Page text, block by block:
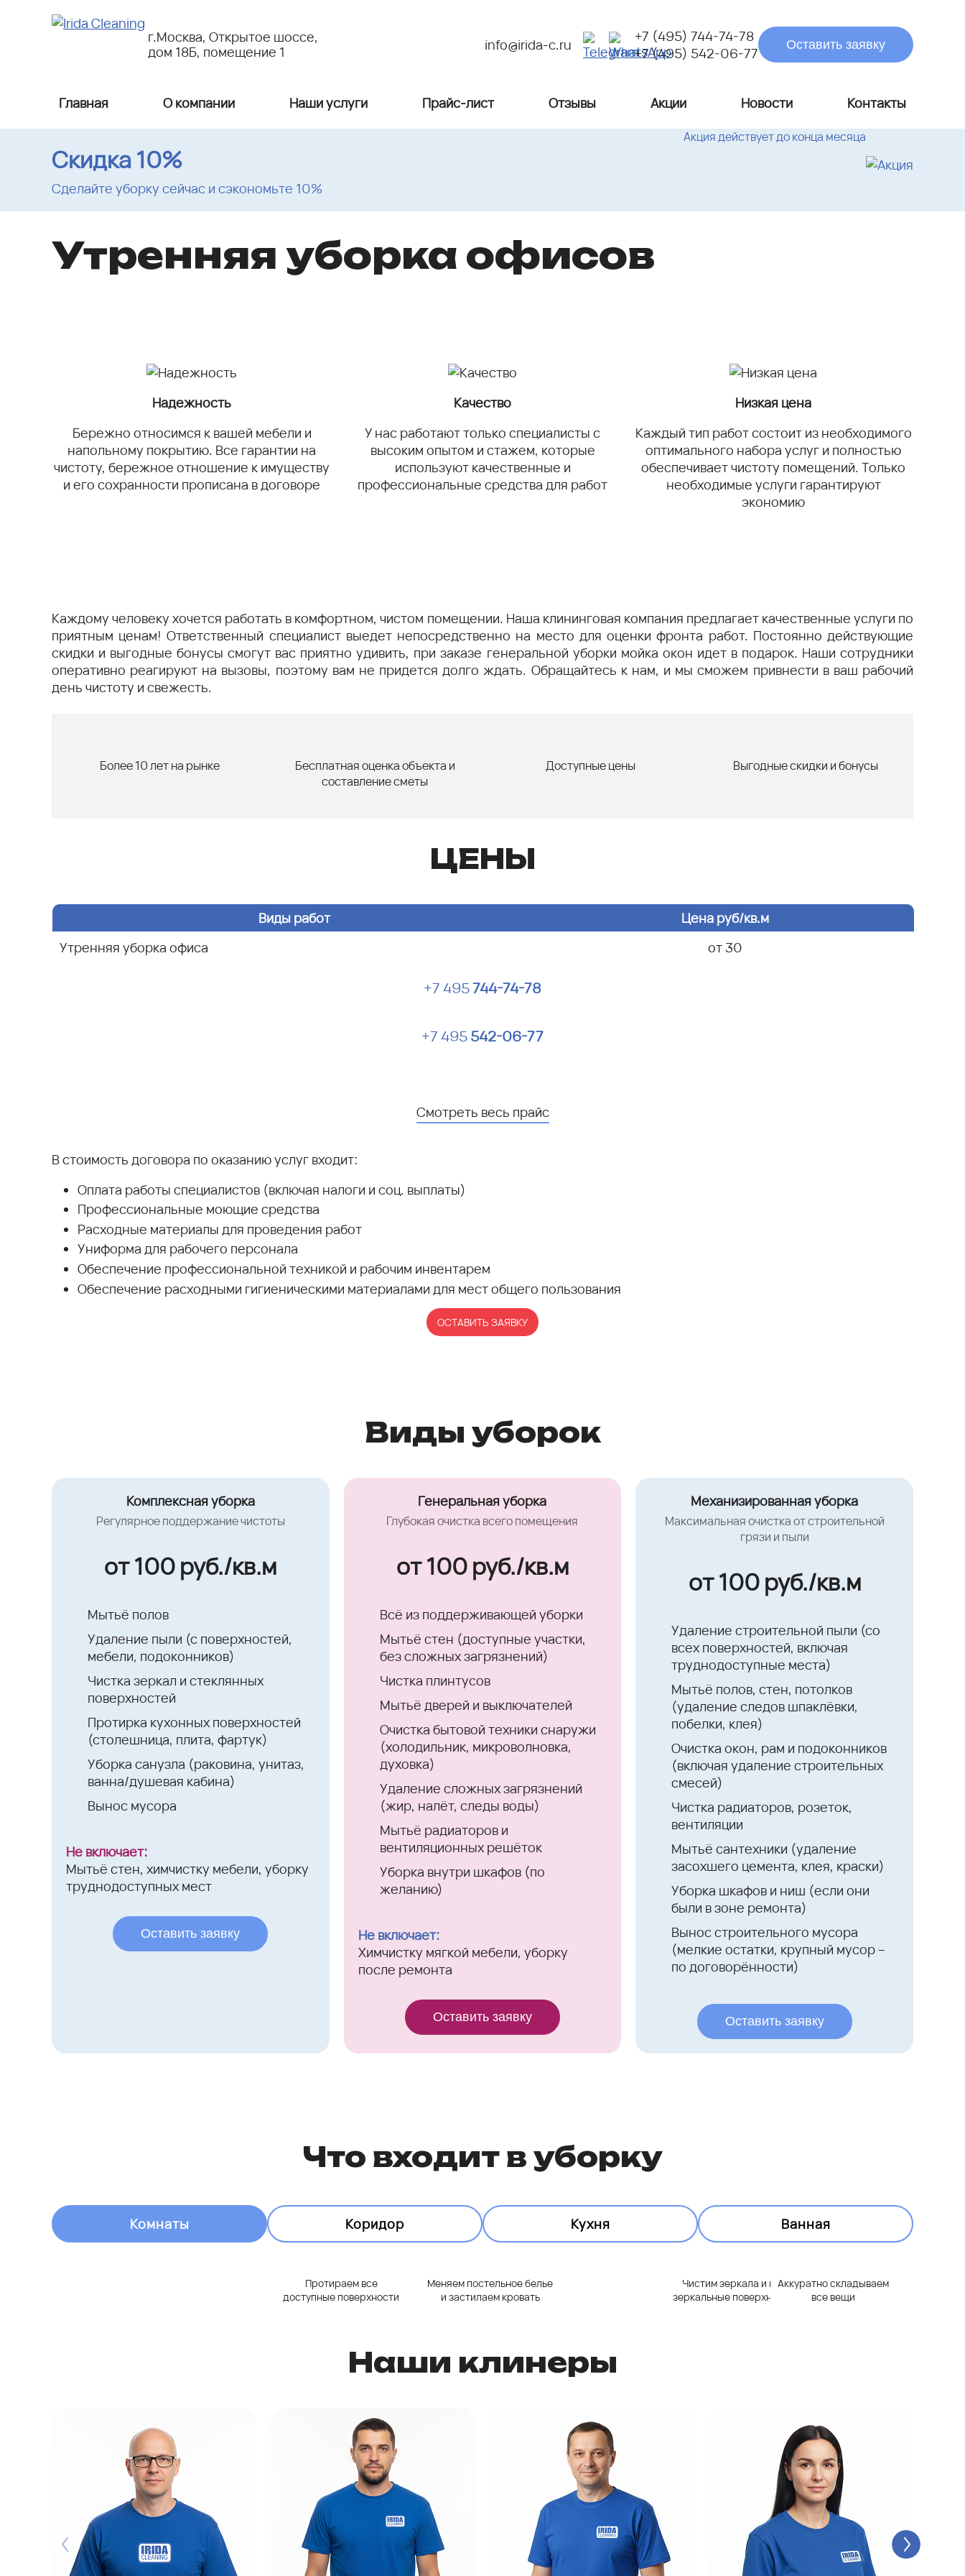
г.Москва, Открытое шоссе,
дом 18Б, помещение 1
info@irida-c.ru
+7 (495) 744-74-78
+7 (495) 542-06-77
Оставить заявку
Главная О компании Наши услуги Прайс-лист Отзывы Акции Новости Контакты
Скидка 10%
Сделайте уборку сейчас и сэкономьте 10%
Акция действует до конца месяца
Утренняя уборка офисов
Надежность
Бережно относимся к вашей мебели и
напольному покрытию. Все гарантии на
чистоту, бережное отношение к имуществу
и его сохранности прописана в договоре
Качество
У нас работают только специалисты с
высоким опытом и стажем, которые
используют качественные и
профессиональные средства для работ
Низкая цена
Каждый тип работ состоит из необходимого
оптимального набора услуг и полностью
обеспечивает чистоту помещений. Только
необходимые услуги гарантируют
экономию
Каждому человеку хочется работать в комфортном, чистом помещении. Наша клининговая компания предлагает качественные услуги по
приятным ценам! Ответственный специалист выедет непосредственно на место для оценки фронта работ. Постоянно действующие
скидки и выгодные бонусы смогут вас приятно удивить, при заказе генеральной уборки мойка окон идет в подарок. Наши сотрудники
оперативно реагируют на вызовы, поэтому вам не придется долго ждать. Обращайтесь к нам, и мы сможем привнести в ваш рабочий
день чистоту и свежесть.
Более 10 лет на рынке
Бесплатная оценка объекта и
составление сметы
Доступные цены Выгодные скидки и бонусы
ЦЕНЫ
Виды работ
Цена руб/кв.м
Утренняя уборка офиса
от 30
+7 495744-74-78
+7 495542-06-77
Смотреть весь прайс
В стоимость договора по оказанию услуг входит:
Оплата работы специалистов (включая налоги и соц. выплаты)
Профессиональные моющие средства
Расходные материалы для проведения работ
Униформа для рабочего персонала
Обеспечение профессиональной техникой и рабочим инвентарем
Обеспечение расходными гигиеническими материалами для мест общего пользования
ОСТАВИТЬ ЗАЯВКУ
Виды уборок
Комплексная уборка
Регулярное поддержание чистоты
от 100 руб./кв.м
Мытьё полов
Удаление пыли (с поверхностей,
мебели, подоконников)
Чистка зеркал и стеклянных
поверхностей
Протирка кухонных поверхностей
(столешница, плита, фартук)
Уборка санузла (раковина, унитаз,
ванна/душевая кабина)
Вынос мусора
Не включает:
Мытьё стен, химчистку мебели, уборку
труднодоступных мест
Оставить заявку
Генеральная уборка
Глубокая очистка всего помещения
от 100 руб./кв.м
Всё из поддерживающей уборки
Мытьё стен (доступные участки,
без сложных загрязнений)
Чистка плинтусов
Мытьё дверей и выключателей
Очистка бытовой техники снаружи
(холодильник, микроволновка,
духовка)
Удаление сложных загрязнений
(жир, налёт, следы воды)
Мытьё радиаторов и
вентиляционных решёток
Уборка внутри шкафов (по
желанию)
Не включает:
Химчистку мягкой мебели, уборку
после ремонта
Оставить заявку
Механизированная уборка
Максимальная очистка от строительной
грязи и пыли
от 100 руб./кв.м
Удаление строительной пыли (со
всех поверхностей, включая
труднодоступные места)
Мытьё полов, стен, потолков
(удаление следов шпаклёвки,
побелки, клея)
Очистка окон, рам и подоконников
(включая удаление строительных
смесей)
Чистка радиаторов, розеток,
вентиляции
Мытьё сантехники (удаление
засохшего цемента, клея, краски)
Уборка шкафов и ниш (если они
были в зоне ремонта)
Вынос строительного мусора
(мелкие остатки, крупный мусор –
по договорённости)
Оставить заявку
Что входит в уборку
Комнаты Коридор Кухня Ванная
Протираем все
доступные поверхности
Чистим зеркала и все
зеркальные поверхности
Аккуратно складываем
все вещи
Меняем постельное белье
и застилаем кровать
Наши клинеры